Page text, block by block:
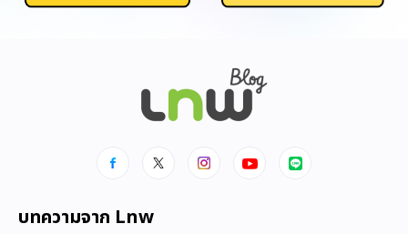
บทความจาก Lnw